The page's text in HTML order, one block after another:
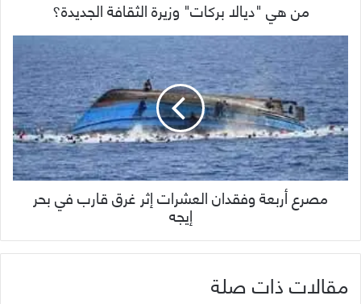
من هي "ديالا بركات" وزيرة الثقافة الجديدة؟
مصرع أربعة وفقدان العشرات إثر غرق قارب في بحر
إيجه
مقالات ذات صلة